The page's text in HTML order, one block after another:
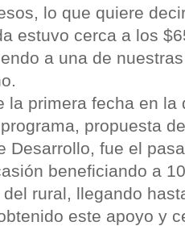
lo que quiere
estuvo cerca a los
a una de
la primera fecha en la
propuesta
Desarrollo, fue el
beneficiando a
rural, llegando
este apoyo y